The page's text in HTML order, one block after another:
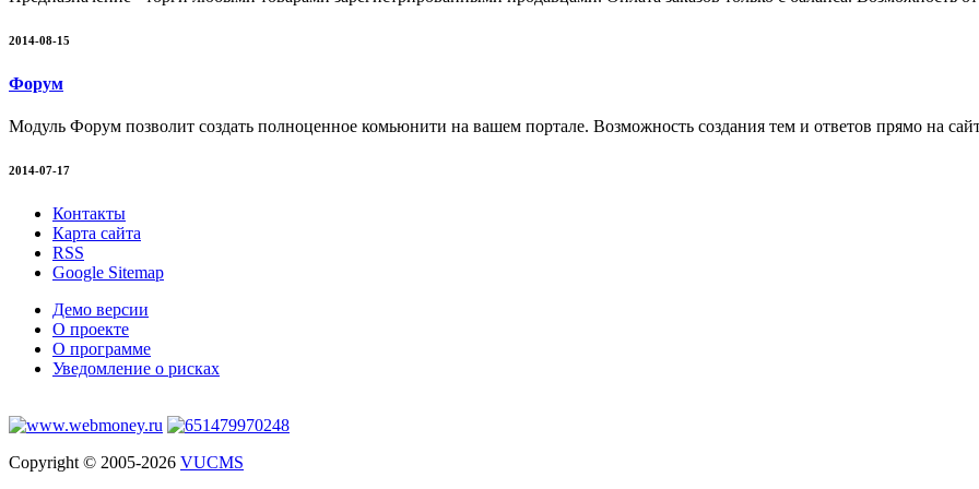
2014-08-15
Форум
Модуль Форум позволит создать полноценное комьюнити на вашем портале. Возможность создания тем и ответов прямо на
2014-07-17
Контакты
Карта сайта
RSS
Google Sitemap
Демо версии
О проекте
О программе
Уведомление о рисках
Copyright © 2005-2026 VUCMS